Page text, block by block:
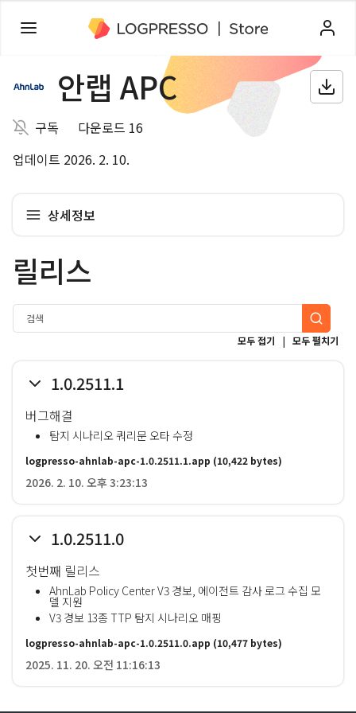
안랩 APC
구독
다운로드 16
업데이트 2026. 2. 10.
상세정보
릴리스
모두 접기 | 모두 펼치기
1.0.2511.1
버그해결
탐지 시나리오 쿼리문 오타 수정
logpresso-ahnlab-apc-1.0.2511.1.app (10,422 bytes)
2026. 2. 10. 오후 3:23:13
1.0.2511.0
첫번째 릴리스
AhnLab Policy Center V3 경보, 에이전트 감사 로그 수집 모
델 지원
V3 경보 13종 TTP 탐지 시나리오 매핑
logpresso-ahnlab-apc-1.0.2511.0.app (10,477 bytes)
2025. 11. 20. 오전 11:16:13